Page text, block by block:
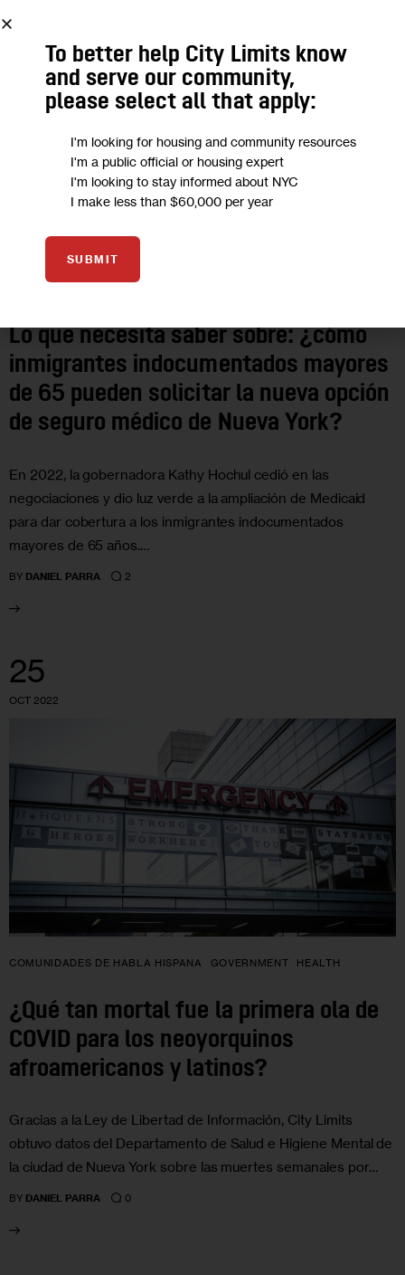
Lo que necesita saber sobre: ¿cómo
inmigrantes indocumentados mayores
de 65 pueden solicitar la nueva opción
de seguro médico de Nueva York?
En 2022, la gobernadora Kathy Hochul cedió en las
negociaciones y dio luz verde a la ampliación de Medicaid
para dar cobertura a los inmigrantes indocumentados
mayores de 65 años.…
BY DANIEL PARRA 2
25
OCT 2022
COMUNIDADES DE HABLA HISPANA GOVERNMENT HEALTH
¿Qué tan mortal fue la primera ola de
COVID para los neoyorquinos
afroamericanos y latinos?
Gracias a la Ley de Libertad de Información, City Limits
obtuvo datos del Departamento de Salud e Higiene Mental de
la ciudad de Nueva York sobre las muertes semanales por…
BY DANIEL PARRA 0
To better help City Limits know
and serve our community,
please select all that apply:
I'm looking for housing and community resources
I'm a public official or housing expert
I'm looking to stay informed about NYC
I make less than $60,000 per year
SUBMIT